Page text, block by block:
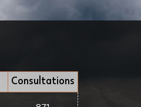
Consultations